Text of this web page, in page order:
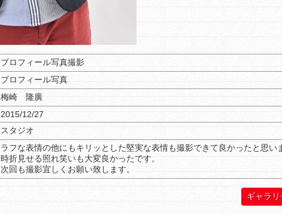
プロフィール写真撮影
プロフィール写真
梅崎 隆廣
2015/12/27
スタジオ
ラフな表情の他にもキリッとした堅実な表情も撮影できて良かったと思い
時折見せる照れ笑いも大変良かったです。
次回も撮影宜しくお願い致します。
ギャラ